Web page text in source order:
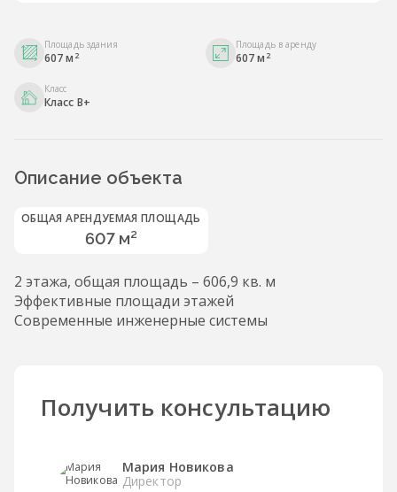
Площадь здания
607 м 2
Площадь в аренду
607 м 2
Класс
Класс B+
Описание объекта
ОБЩАЯ АРЕНДУЕМАЯ ПЛОЩАДЬ
607 м²
2 этажа, общая площадь – 606,9 кв. м
Эффективные площади этажей
Современные инженерные системы
Получить консультацию
Мария Новикова
Директор